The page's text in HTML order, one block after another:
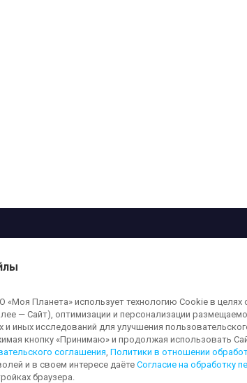
на сайте, защищены в соответствии с
любых аудио-, фото- и видеоматериалов,
на сайтmoya-planeta.ru. Адрес для направления
данныхОбработка персональных данных
Планета» использует технологию Cookie в целях
— Сайт), оптимизации и персонализации
и иных исследований для улучшения
кнопку «Принимаю» и продолжая использовать
соглашения, Политики в отношении
и в своем интересе даётеСогласие на обработку
браузера.